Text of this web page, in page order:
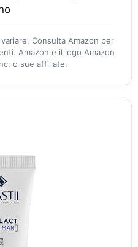
Consulta Amazon per
Amazon e il logo Amazon
o sue affiliate.